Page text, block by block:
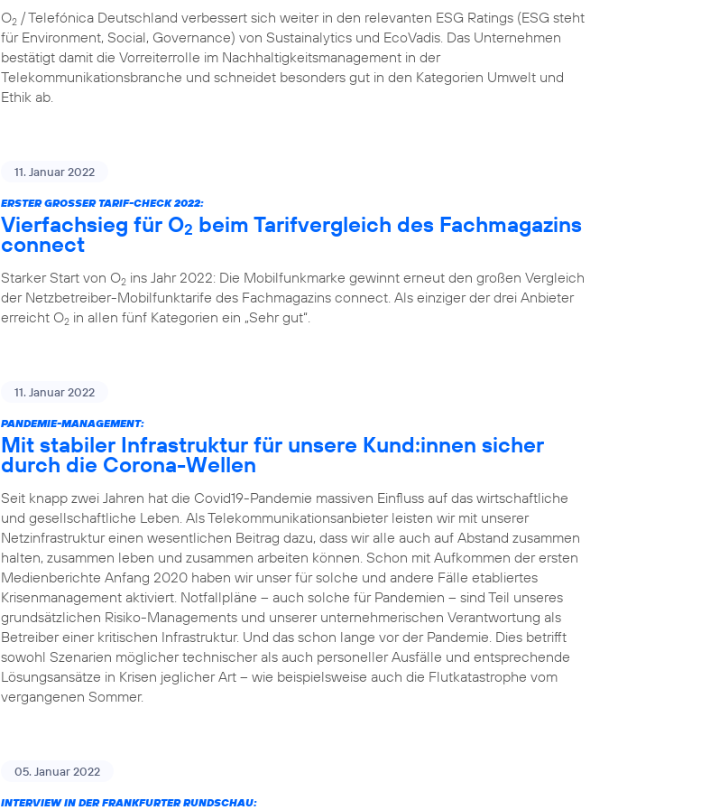
O2 / Telefónica Deutschland verbessert sich weiter in den relevanten ESG Ratings (ESG steht
für Environment, Social, Governance) von Sustainalytics und EcoVadis. Das Unternehmen
bestätigt damit die Vorreiterrolle im Nachhaltigkeitsmanagement in der
Telekommunikationsbranche und schneidet besonders gut in den Kategorien Umwelt und
Ethik ab.
11. Januar 2022
ERSTER GROSSER TARIF-CHECK 2022:
Vierfachsieg für O2 beim Tarifvergleich des Fachmagazins
connect
Starker Start von O2 ins Jahr 2022: Die Mobilfunkmarke gewinnt erneut den großen Vergleich
der Netzbetreiber-Mobilfunktarife des Fachmagazins connect. Als einziger der drei Anbieter
erreicht O2 in allen fünf Kategorien ein „Sehr gut“.
11. Januar 2022
PANDEMIE-MANAGEMENT:
Mit stabiler Infrastruktur für unsere Kund:innen sicher
durch die Corona-Wellen
Seit knapp zwei Jahren hat die Covid19-Pandemie massiven Einfluss auf das wirtschaftliche
und gesellschaftliche Leben. Als Telekommunikationsanbieter leisten wir mit unserer
Netzinfrastruktur einen wesentlichen Beitrag dazu, dass wir alle auch auf Abstand zusammen
halten, zusammen leben und zusammen arbeiten können. Schon mit Aufkommen der ersten
Medienberichte Anfang 2020 haben wir unser für solche und andere Fälle etabliertes
Krisenmanagement aktiviert. Notfallpläne – auch solche für Pandemien – sind Teil unseres
grundsätzlichen Risiko-Managements und unserer unternehmerischen Verantwortung als
Betreiber einer kritischen Infrastruktur. Und das schon lange vor der Pandemie. Dies betrifft
sowohl Szenarien möglicher technischer als auch personeller Ausfälle und entsprechende
Lösungsansätze in Krisen jeglicher Art – wie beispielsweise auch die Flutkatastrophe vom
vergangenen Sommer.
05. Januar 2022
INTERVIEW IN DER FRANKFURTER RUNDSCHAU: